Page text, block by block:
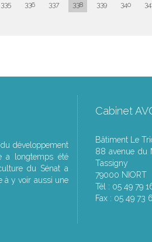
335 336 337 338 339 340
développement
a longtemps été
du Sénat a
à y voir aussi une
Cabinet
Bâtiment Le
88 avenue du
Tassigny
79000 NIORT
Tél : 05 49 79
Fax : 05 49 73